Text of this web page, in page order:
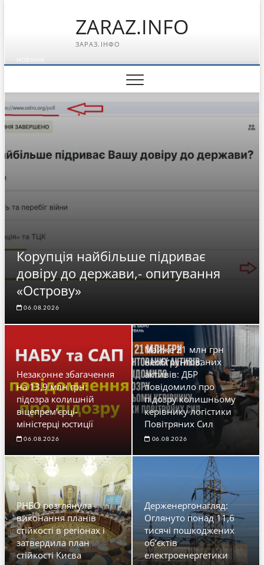
ZARAZ.INFO
ЗАРАЗ.ІНФО
НОВИНИ
Корупція найбільше підриває
довіру до держави,- опитування
«Острову»
06.08.2026
Незаконне збагачення
на 13,9 млн грн:
підозра колишній
віцепрем’єрці-
міністерці юстиції
06.08.2026
Майже 21 млн грн
необґрунтованих
активів: ДБР
повідомило про
підозру колишньому
керівнику логістики
Повітряних Сил
06.08.2026
РНБО розглянула
виконання планів
стійкості в регіонах і
затвердила план
стійкості Києва
Держенергонагляд:
Оглянуто понад 11,6
тисячі пошкоджених
об’єктів
електроенергетики